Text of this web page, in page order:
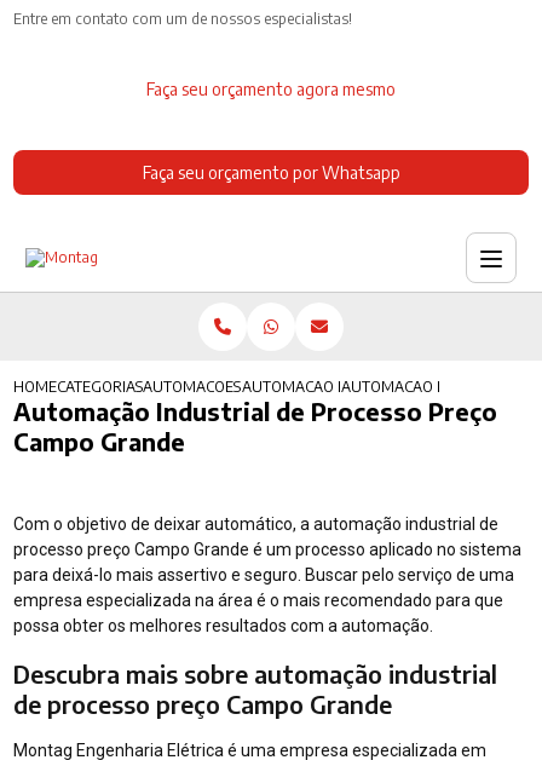
Entre em contato com um de nossos especialistas!
Faça seu orçamento agora mesmo
Faça seu orçamento por Whatsapp
HOMECATEGORIASAUTOMACOES INDUSTRIAISAUTOMACAO INDUSTRIAL ROBOTICA
AUTOMACAO INDUSTRIAL
Automação Industrial de Processo Preço
Campo Grande
Com o objetivo de deixar automático, a automação industrial de
processo preço Campo Grande é um processo aplicado no sistema
para deixá-lo mais assertivo e seguro. Buscar pelo serviço de uma
empresa especializada na área é o mais recomendado para que
possa obter os melhores resultados com a automação.
Descubra mais sobre automação industrial
de processo preço Campo Grande
Montag Engenharia Elétrica é uma empresa especializada em